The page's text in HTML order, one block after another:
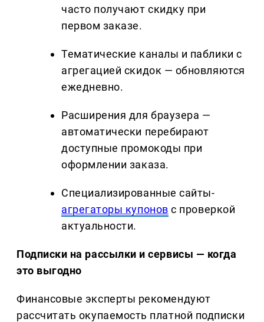
часто получают скидку при
первом заказе.
Тематические каналы и паблики с
агрегацией скидок — обновляются
ежедневно.
Расширения для браузера —
автоматически перебирают
доступные промокоды при
оформлении заказа.
Специализированные сайты-
агрегаторы купонов с проверкой
актуальности.
Подписки на рассылки и сервисы — когда
это выгодно
Финансовые эксперты рекомендуют
рассчитать окупаемость платной подписки